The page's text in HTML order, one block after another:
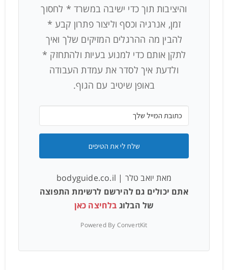
והיציבות תוך כדי ישיבה במשרד * לחסוך
זמן, אנרגיה וכסף וליצור פתרון קבע *
להבין מה ההרגלים המזיקים שלך ואיך
לתקן אותם כדי למנוע בעיות ולהתחזק *
ולדעת איך לסדר את עמדת העבודה
באופן שיטיב עם הגוף.
שלח לי את הטיפים
מאת יואב טלר | bodyguide.co.il
אתם יכולים גם להירשם לרשימת התפוצה
של הבלוג בלחיצה כאן
Powered By ConvertKit